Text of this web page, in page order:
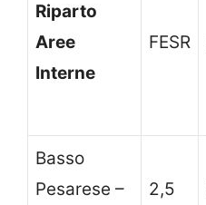
Riparto
Aree
Interne
FESR
Basso
Pesarese –
2,5